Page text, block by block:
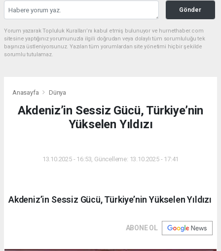
Gönder
Yorum yazarak Topluluk Kuralları’nı kabul etmiş bulunuyor ve hurnethaber.com
sitesine yaptığınız yorumunuzla ilgili doğrudan veya dolaylı tüm sorumluluğu tek
başınıza üstleniyorsunuz. Yazılan tüm yorumlardan site yönetimi hiçbir şekilde
sorumlu tutulamaz.
Anasayfa Dünya
Akdeniz’in Sessiz Gücü, Türkiye’nin
Yükselen Yıldızı
13.10.2025 - 16:53, Güncelleme: 13.10.2025 - 17:41
Akdeniz’in Sessiz Gücü, Türkiye’nin Yükselen Yıldızı
ABONE OL